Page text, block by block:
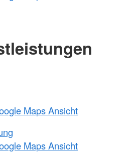
Maps Ansicht
Maps Ansicht